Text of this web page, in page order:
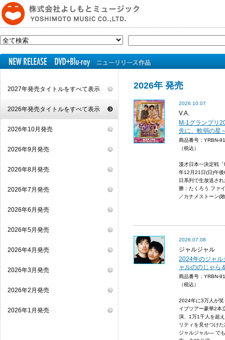
2027年発売タイトルをすべて表示
2026年発売タイトルをすべて表示
2026年10月発売
2026年9月発売
2026年8月発売
2026年7月発売
2026年6月発売
2026年5月発売
2026年4月発売
2026年3月発売
2026年2月発売
2026年1月発売
2026年 発売
2026.10.07
V.A.
M-1グランプリ
先に、軟弱の星
商品番号：YRBN-
（税込）
漫才日本一決定戦
年12月21日(日)午
日系列で生放送さ
勝：たくろう ファ
／カナメストーン(
2026.07.08
ジャルジャル
2024年のジャル
ャルののじゃら
商品番号：YRBN-
（税込）
2024年に3万人が
イブツアー豪華2本
演、1万1千人を超
リティを見せつけ
ジャルジャル― で